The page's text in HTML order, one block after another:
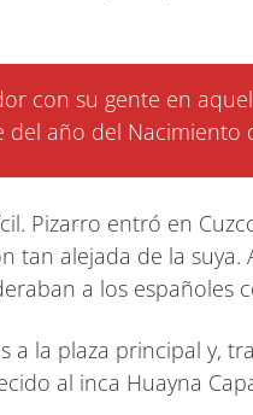
con su gente en
año del Nacimiento
Pizarro entró en
tan alejada de la
a los españoles
a la plaza principal y,
al inca Huayna